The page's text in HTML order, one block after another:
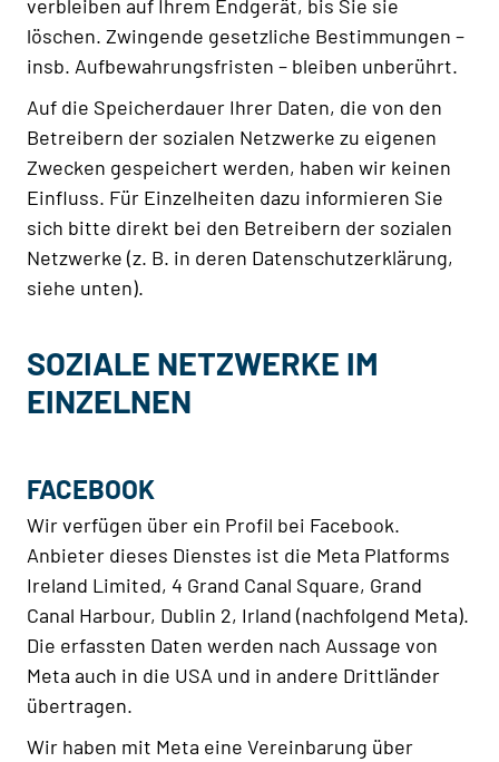
verbleiben auf Ihrem Endgerät, bis Sie sie
löschen. Zwingende gesetzliche Bestimmungen –
insb. Aufbewahrungsfristen – bleiben unberührt.
Auf die Speicherdauer Ihrer Daten, die von den
Betreibern der sozialen Netzwerke zu eigenen
Zwecken gespeichert werden, haben wir keinen
Einfluss. Für Einzelheiten dazu informieren Sie
sich bitte direkt bei den Betreibern der sozialen
Netzwerke (z. B. in deren Datenschutzerklärung,
siehe unten).
SOZIALE NETZWERKE IM
EINZELNEN
FACEBOOK
Wir verfügen über ein Profil bei Facebook.
Anbieter dieses Dienstes ist die Meta Platforms
Ireland Limited, 4 Grand Canal Square, Grand
Canal Harbour, Dublin 2, Irland (nachfolgend Meta).
Die erfassten Daten werden nach Aussage von
Meta auch in die USA und in andere Drittländer
übertragen.
Wir haben mit Meta eine Vereinbarung über